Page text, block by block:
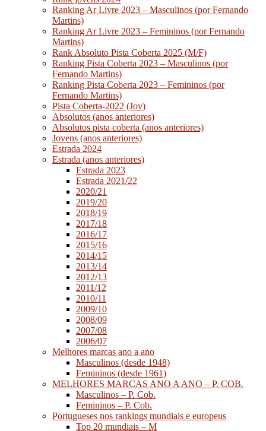
Ranking Ar Livre 2023 – Masculinos (por Fernando
Martins)
Ranking Ar Livre 2023 – Femininos (por Fernando
Martins)
Rank Absoluto Pista Coberta 2025 (M/F)
Ranking Pista Coberta 2023 – Masculinos (por
Fernando Martins)
Ranking Pista Coberta 2023 – Femininos (por
Fernando Martins)
Pista Coberta-2022 (Jov)
Absolutos (anos anteriores)
Absolutos pista coberta (anos anteriores)
Jovens (anos anteriores)
Estrada 2024
Estrada (anos anteriores)
Estrada 2023
Estrada 2021/22
2020/21
2019/20
2018/19
2017/18
2016/17
2015/16
2014/15
2013/14
2012/13
2011/12
2010/11
2009/10
2008/09
2007/08
2006/07
Melhores marcas ano a ano
Masculinos (desde 1948)
Femininos (desde 1961)
MELHORES MARCAS ANO A ANO – P. COB.
Masculinos – P. Cob.
Femininos – P. Cob.
Portugueses nos rankings mundiais e europeus
Top 20 mundiais – M